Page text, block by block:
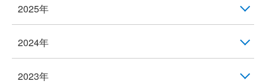
2025年
2024年
2023年